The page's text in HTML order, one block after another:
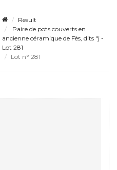
Result
Paire de pots couverts en
ancienne céramique de Fès, dits "j -
Lot 281
Lot n° 281